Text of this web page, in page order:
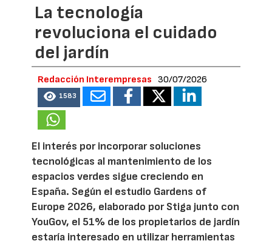
La tecnología
revoluciona el cuidado
del jardín
Redacción Interempresas 30/07/2026
1583
El interés por incorporar soluciones
tecnológicas al mantenimiento de los
espacios verdes sigue creciendo en
España. Según el estudio Gardens of
Europe 2026, elaborado por Stiga junto con
YouGov, el 51% de los propietarios de jardín
estaría interesado en utilizar herramientas